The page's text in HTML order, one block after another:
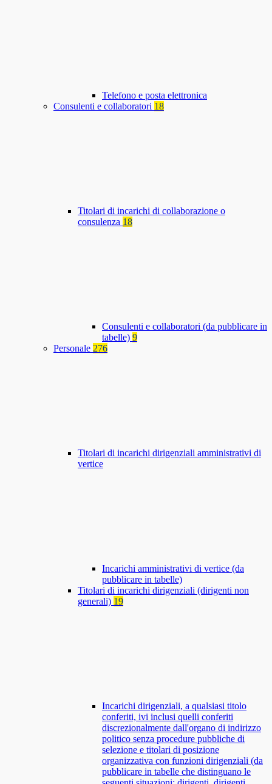
Telefono e posta elettronica
Consulenti e collaboratori 18
Titolari di incarichi di collaborazione o
consulenza 18
Consulenti e collaboratori (da pubblicare in
tabelle) 9
Personale 276
Titolari di incarichi dirigenziali amministrativi di
vertice
Incarichi amministrativi di vertice (da
pubblicare in tabelle)
Titolari di incarichi dirigenziali (dirigenti non
generali) 19
Incarichi dirigenziali, a qualsiasi titolo
conferiti, ivi inclusi quelli conferiti
discrezionalmente dall'organo di indirizzo
politico senza procedure pubbliche di
selezione e titolari di posizione
organizzativa con funzioni dirigenziali (da
pubblicare in tabelle che distinguano le